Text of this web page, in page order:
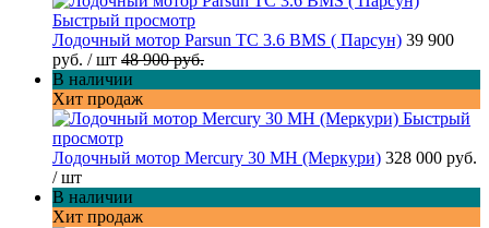
Быстрый просмотр
Лодочный мотор Parsun TC 3.6 BMS ( Парсун) 39 900
руб. / шт 48 900 руб.
В наличии
Хит продаж
Быстрый
просмотр
Лодочный мотор Mercury 30 MH (Меркури) 328 000 руб.
/ шт
В наличии
Хит продаж